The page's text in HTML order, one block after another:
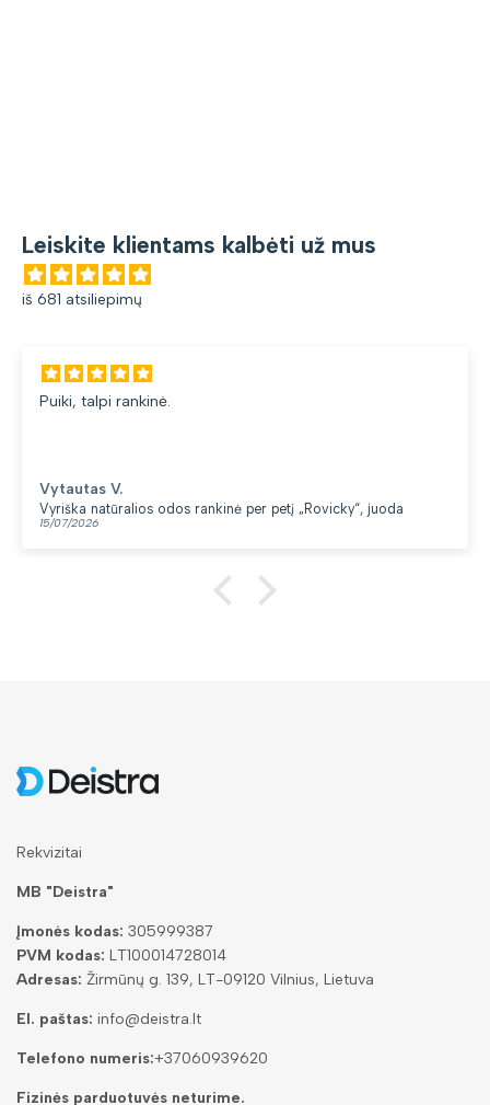
Leiskite klientams kalbėti už mus
iš 681 atsiliepimų
Puiki, talpi rankinė.
Vytautas V.
Vyriška natūralios odos rankinė per petį „Rovicky“, juoda
15/07/2026
Rekvizitai
MB "Deistra"
Įmonės kodas: 305999387
PVM kodas: LT100014728014
Adresas: Žirmūnų g. 139, LT-09120 Vilnius, Lietuva
El. paštas: info@deistra.lt
Telefono numeris:+37060939620
Fizinės parduotuvės neturime.